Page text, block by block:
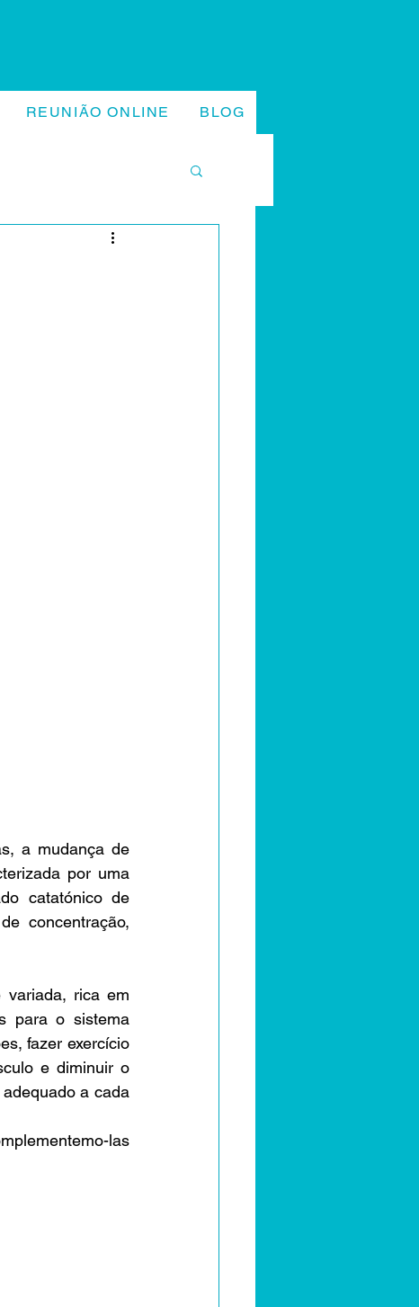
REUNIÃO ONLINE BLOG
a mudança de
por uma
catatónico de
concentração,
variada, rica em
para o sistema
fazer exercício
e diminuir o
a cada
las